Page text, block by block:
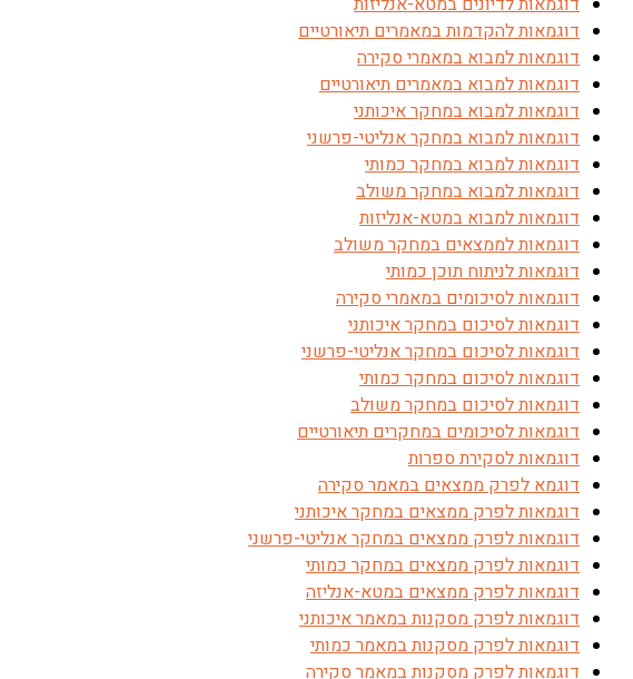
דוגמאות להקדמות במאמרים תיאורטיים
דוגמאות למבוא במאמרי סקירה
דוגמאות למבוא במאמרים תיאורטיים
דוגמאות למבוא במחקר איכותני
דוגמאות למבוא במחקר אנליטי-פרשני
דוגמאות למבוא במחקר כמותי
דוגמאות למבוא במחקר משולב
דוגמאות למבוא במטא-אנליזות
דוגמאות לממצאים במחקר משולב
דוגמאות לניתוח תוכן כמותי
דוגמאות לסיכומים במאמרי סקירה
דוגמאות לסיכום במחקר איכותני
דוגמאות לסיכום במחקר אנליטי-פרשני
דוגמאות לסיכום במחקר כמותי
דוגמאות לסיכום במחקר משולב
דוגמאות לסיכומים במחקרים תיאורטיים
דוגמאות לסקירת ספרות
דוגמא לפרק ממצאים במאמר סקירה
דוגמאות לפרק ממצאים במחקר איכותני
דוגמאות לפרק ממצאים במחקר אנליטי-פרשני
דוגמאות לפרק ממצאים במחקר כמותי
דוגמאות לפרק ממצאים במטא-אנליזה
דוגמאות לפרק מסקנות במאמר איכותני
דוגמאות לפרק מסקנות במאמר כמותי
דוגמאות לפרק מסקנות במאמר סקירה